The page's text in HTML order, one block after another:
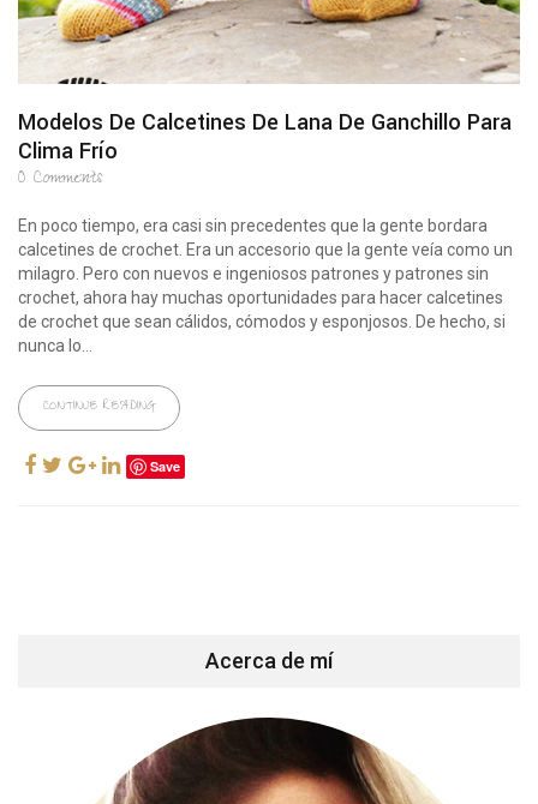
Modelos De Calcetines De Lana De Ganchillo Para
Clima Frío
0 Comments
En poco tiempo, era casi sin precedentes que la gente bordara
calcetines de crochet. Era un accesorio que la gente veía como un
milagro. Pero con nuevos e ingeniosos patrones y patrones sin
crochet, ahora hay muchas oportunidades para hacer calcetines
de crochet que sean cálidos, cómodos y esponjosos. De hecho, si
nunca lo...
CONTINUE READING
Save
Acerca de mí